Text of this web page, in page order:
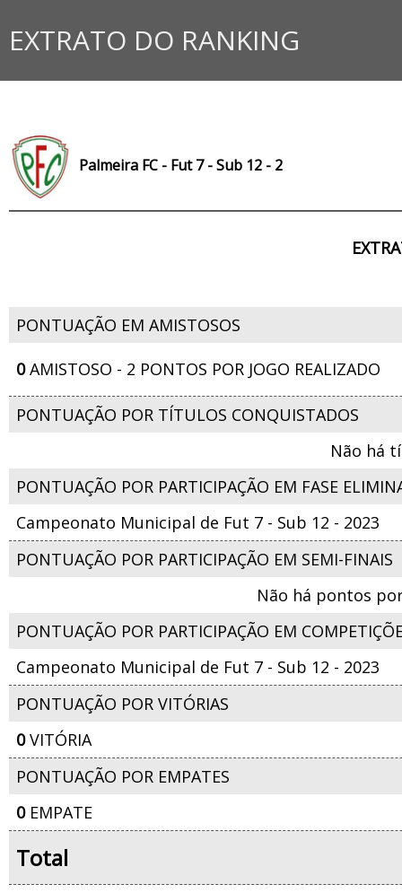
EXTRATO DO RANKING
Palmeira FC - Fut 7 - Sub 12 - 2
PONTUAÇÃO EM AMISTOSOS
0AMISTOSO - 2 PONTOS POR JOGO REALIZADO
PONTUAÇÃO POR TÍTULOS CONQUISTADOS
Não há
PONTUAÇÃO POR PARTICIPAÇÃO EM FASE
Campeonato Municipal de Fut 7 - Sub 12 - 2023
PONTUAÇÃO POR PARTICIPAÇÃO EM SEMI-FINAIS
Não há pontos
PONTUAÇÃO POR PARTICIPAÇÃO EM
Campeonato Municipal de Fut 7 - Sub 12 - 2023
PONTUAÇÃO POR VITÓRIAS
0VITÓRIA
PONTUAÇÃO POR EMPATES
0EMPATE
Total